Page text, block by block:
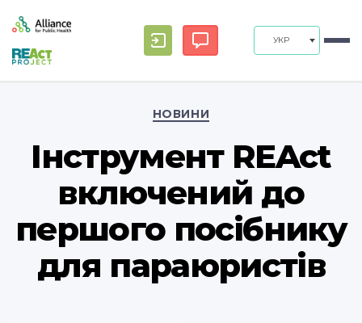
УКР
НОВИНИ
Інструмент REAct
включений до
першого посібнику
для параюристів